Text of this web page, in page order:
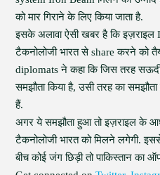
को मार गिराने के लिए किया जाता है.
इसके अलावा ऐसी खबर है कि
टैकनोलोजी भारत से share करने को
diplomats ने कहा कि जिस तरह सऊदी
समझौता किया है, उसी तरह का
हैं.
अगर ये समझौता हुआ तो इज़राइल के
टैकनोलोजी भारत को मिलने लगेगी.
बीच कोई जंग छिड़ी तो पाकिस्तान का